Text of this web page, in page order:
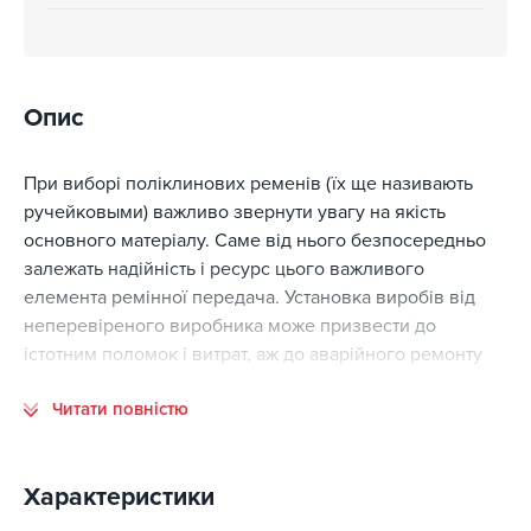
Опис
При виборі поліклинових ременів (їх ще називають
ручейковыми) важливо звернути увагу на якість
основного матеріалу. Саме від нього безпосередньо
залежать надійність і ресурс цього важливого
елемента ремінної передача. Установка виробів від
неперевіреного виробника може призвести до
істотним поломок і витрат, аж до аварійного ремонту
матеріал при виробництві ременів використовує
Читати повністю
Характеристики